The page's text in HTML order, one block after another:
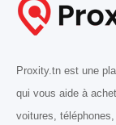
Proxity.tn est une
qui vous aide à
voitures,